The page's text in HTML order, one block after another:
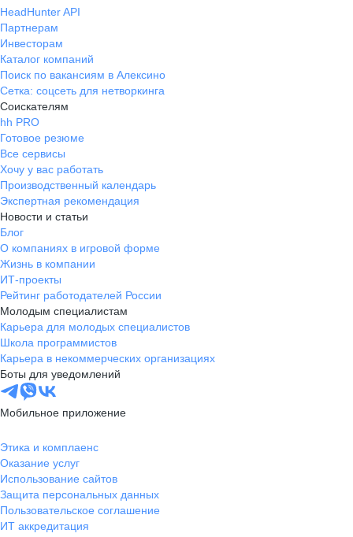
HeadHunter API
Партнерам
Инвесторам
Каталог компаний
Поиск по вакансиям в Алексино
Сетка: соцсеть для нетворкинга
Соискателям
hh PRO
Готовое резюме
Все сервисы
Хочу у вас работать
Производственный календарь
Экспертная рекомендация
Новости и статьи
Блог
О компаниях в игровой форме
Жизнь в компании
ИТ-проекты
Рейтинг работодателей России
Молодым специалистам
Карьера для молодых специалистов
Школа программистов
Карьера в некоммерческих организациях
Боты для уведомлений
Мобильное приложение
Этика и комплаенс
Оказание услуг
Использование сайтов
Защита персональных данных
Пользовательское соглашение
ИТ аккредитация